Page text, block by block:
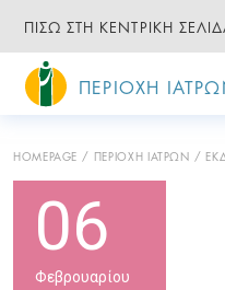
ΠΙΣΩ ΣΤΗ ΚΕΝΤΡΙΚΗ
ΠΕΡΙΟΧΗ
HOMEPAGE ΠΕΡΙΟΧΗ ΙΑΤΡΩΝ
06
Φεβρουαρίου